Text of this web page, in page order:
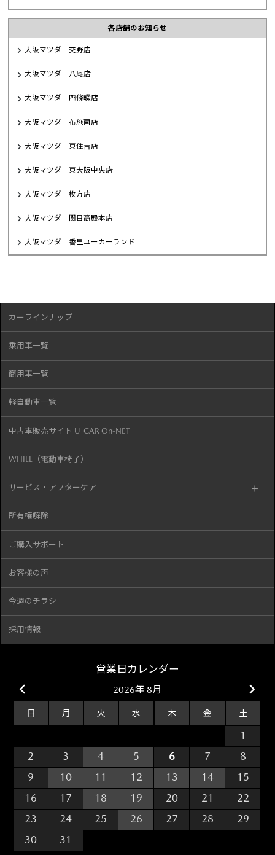
各店舗のお知らせ
大阪マツダ 交野店
大阪マツダ 八尾店
大阪マツダ 四條畷店
大阪マツダ 布施南店
大阪マツダ 東住吉店
大阪マツダ 東大阪中央店
大阪マツダ 枚方店
大阪マツダ 関目高殿本店
大阪マツダ 香里ユーカーランド
カーラインナップ
乗用車一覧
商用車一覧
軽自動車一覧
中古車販売サイト U-CAR On-NET
WHILL（電動車椅子）
サービス・アフターケア
所有権解除
ご購入サポート
お客様の声
今週のチラシ
採用情報
営業日カレンダー
2026年 8月
日 月 火 水 木 金 土
1
2
3 4 5 6 7
8
9
10 11 12 13 14
15
16
17 18 19 20 21
22
23
24 25 26 27 28
29
30
31